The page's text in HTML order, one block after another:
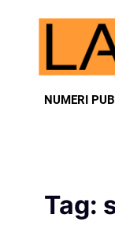
NUMERI
Tag: